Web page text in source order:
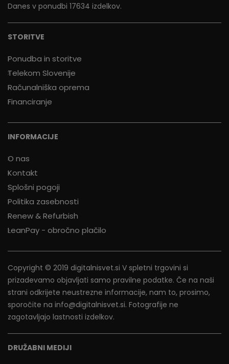
Danes v ponudbi 17634 izdelkov.
STORITVE
Ponudba in storitve
Telekom Slovenije
Računalniška oprema
Financiranje
INFORMACIJE
O nas
Kontakt
Splošni pogoji
Politika zasebnosti
Renew & Refurbish
LeanPay - obročno plačilo
Copyright © 2019 digitalnisvet.si V spletni trgovini si
prizadevamo objavljati samo pravilne podatke. Če na naši
strani odkrijete neustrezne informacije, nam to, prosimo,
sporočite na info@digitalnisvet.si. Fotografije ne
zagotavljajo lastnosti izdelkov.
DRUŽABNI MEDIJI